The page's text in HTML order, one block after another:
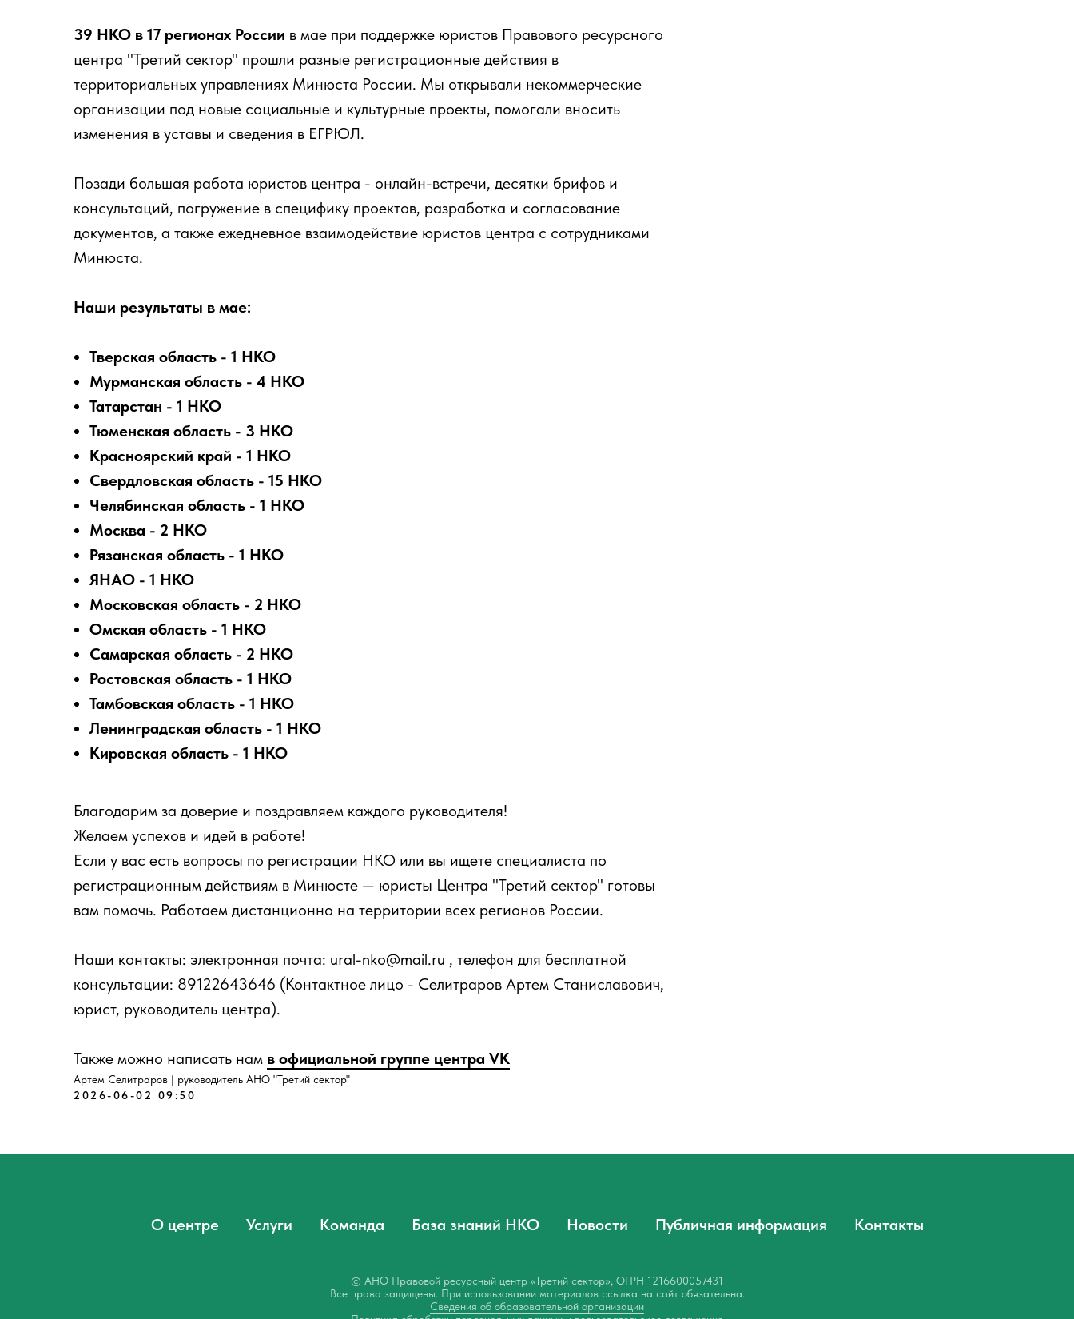
39 НКО в 17 регионах России в мае при поддержке юристов Правового ресурсного
центра "Третий сектор" прошли разные регистрационные действия в
территориальных управлениях Минюста России. Мы открывали некоммерческие
организации под новые социальные и культурные проекты, помогали вносить
изменения в уставы и сведения в ЕГРЮЛ.
Позади большая работа юристов центра - онлайн-встречи, десятки брифов и
консультаций, погружение в специфику проектов, разработка и согласование
документов, а также ежедневное взаимодействие юристов центра с сотрудниками
Минюста.
Наши результаты в мае:
Тверская область - 1 НКО
Мурманская область - 4 НКО
Татарстан - 1 НКО
Тюменская область - 3 НКО
Красноярский край - 1 НКО
Свердловская область - 15 НКО
Челябинская область - 1 НКО
Москва - 2 НКО
Рязанская область - 1 НКО
ЯНАО - 1 НКО
Московская область - 2 НКО
Омская область - 1 НКО
Самарская область - 2 НКО
Ростовская область - 1 НКО
Тамбовская область - 1 НКО
Ленинградская область - 1 НКО
Кировская область - 1 НКО
Благодарим за доверие и поздравляем каждого руководителя!
Желаем успехов и идей в работе!
Если у вас есть вопросы по регистрации НКО или вы ищете специалиста по
регистрационным действиям в Минюсте — юристы Центра "Третий сектор" готовы
вам помочь. Работаем дистанционно на территории всех регионов России.
Наши контакты: электронная почта: ural-nko@mail.ru , телефон для бесплатной
консультации: 89122643646 (Контактное лицо - Селитраров Артем Станиславович,
юрист, руководитель центра).
Также можно написать нам в официальной группе центра VK
Артем Селитраров | руководитель АНО "Третий сектор"
2026-06-02 09:50
О центре Услуги Команда База знаний НКО Новости Публичная информация Контакты
© АНО Правовой ресурсный центр «Третий сектор», ОГРН 1216600057431
Все права защищены. При использовании материалов ссылка на сайт обязательна.
Сведения об образовательной организации